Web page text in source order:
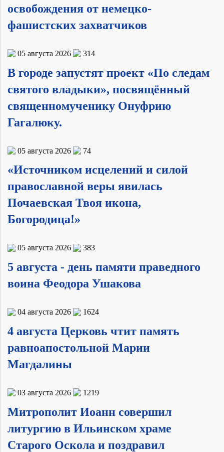
освобождения от немецко-
фашистских захватчиков
05 августа 2026 314
В городе запустят проект «По следам
святого владыки», посвящённый
священномученику Онуфрию
Гагалюку.
05 августа 2026 74
«Источником исцелений и силой
православной веры явилась
Почаевская Твоя икона,
Богородица!»
05 августа 2026 383
5 августа - день памяти праведного
воина Феодора Ушакова
04 августа 2026 1624
4 августа Церковь чтит память
равноапостольной Марии
Магдалины
03 августа 2026 1219
Митрополит Иоанн совершил
литургию в Ильинском храме
Старого Оскола и поздравил